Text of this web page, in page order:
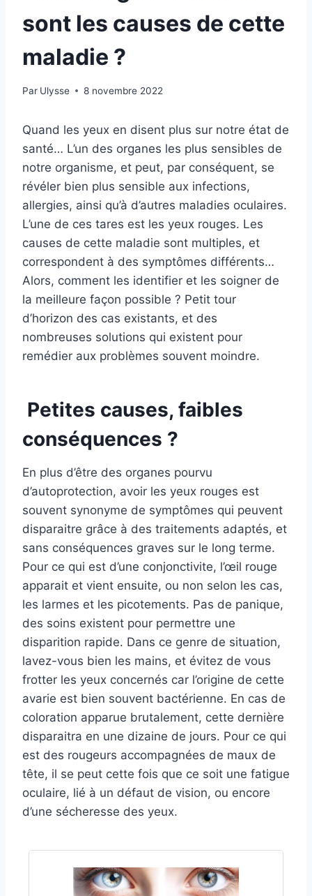
sont les causes de cette
maladie ?
Par Ulysse 8 novembre 2022
Quand les yeux en disent plus sur notre état de
santé… L’un des organes les plus sensibles de
notre organisme, et peut, par conséquent, se
révéler bien plus sensible aux infections,
allergies, ainsi qu’à d’autres maladies oculaires.
L’une de ces tares est les yeux rouges. Les
causes de cette maladie sont multiples, et
correspondent à des symptômes différents…
Alors, comment les identifier et les soigner de
la meilleure façon possible ? Petit tour
d’horizon des cas existants, et des
nombreuses solutions qui existent pour
remédier aux problèmes souvent moindre.
Petites causes, faibles
conséquences ?
En plus d’être des organes pourvu
d’autoprotection, avoir les yeux rouges est
souvent synonyme de symptômes qui peuvent
disparaitre grâce à des traitements adaptés, et
sans conséquences graves sur le long terme.
Pour ce qui est d’une conjonctivite, l’œil rouge
apparait et vient ensuite, ou non selon les cas,
les larmes et les picotements. Pas de panique,
des soins existent pour permettre une
disparition rapide. Dans ce genre de situation,
lavez-vous bien les mains, et évitez de vous
frotter les yeux concernés car l’origine de cette
avarie est bien souvent bactérienne. En cas de
coloration apparue brutalement, cette dernière
disparaitra en une dizaine de jours. Pour ce qui
est des rougeurs accompagnées de maux de
tête, il se peut cette fois que ce soit une fatigue
oculaire, lié à un défaut de vision, ou encore
d’une sécheresse des yeux.